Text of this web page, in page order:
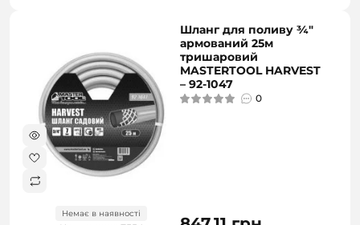
Немає в наявності
Шланг для поливу ¾"
армований 25м
тришаровий
MASTERTOOL HARVEST
– 92-1047
0